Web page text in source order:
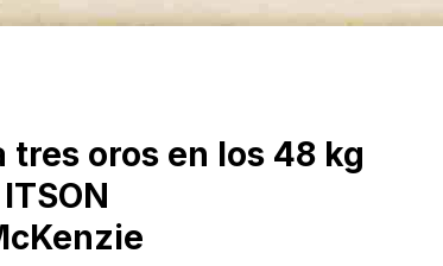
oros en los 48 kg